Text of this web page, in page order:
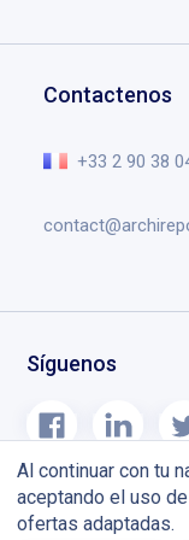
Al continuar con tu
aceptando el uso
ofertas adaptadas.
Agenda de obras
Formación
Solicitar una
Blog
Contactenos
+33 2 90 38
Síguenos